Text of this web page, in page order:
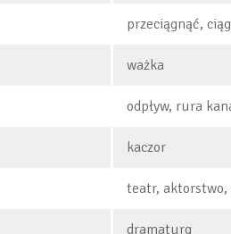
przeciągnąć,
ważka
odpływ, rura
kaczor
teatr, aktorstwo,
dramaturg